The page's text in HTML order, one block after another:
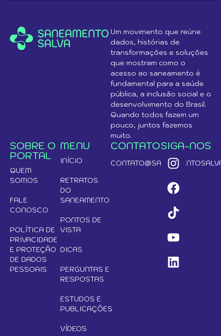
Um movimento que reúne
dados, histórias de
transformações e soluções
que mostram como o
acesso ao saneamento é
fundamental para a saúde
pública, a inclusão social e o
desenvolvimento do Brasil.
Quando todos fazem um
pouco, juntos fazemos
muito.
SOBRE O
PORTAL
QUEM
SOMOS
FALE
CONOSCO
POLÍTICA DE
PRIVACIDADE
E PROTEÇÃO
DE DADOS
PESSOAIS
MENU
INÍCIO
RETRATOS
DO
SANEAMENTO
PONTOS DE
VISTA
DICAS
PERGUNTAS E
RESPOSTAS
ESTUDOS E
PUBLICAÇÕES
VÍDEOS
CONTATOSIGA-NOS